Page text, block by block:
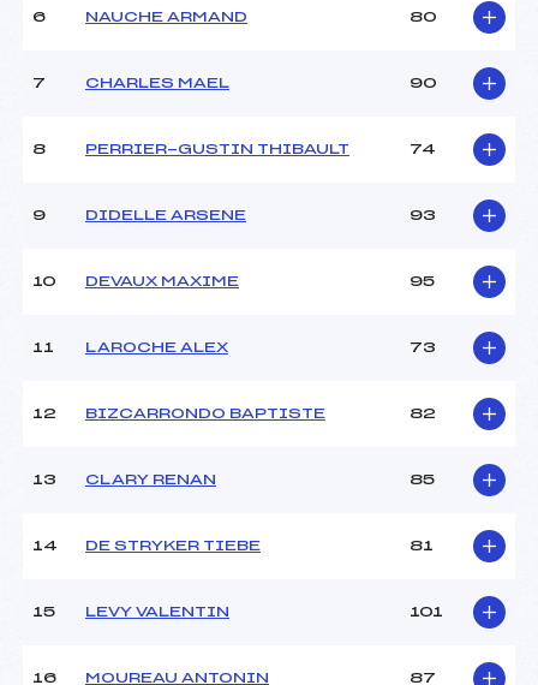
U16
6 NAUCHE ARMAND 80
7 CHARLES MAEL 90
8 PERRIER-GUSTIN THIBAULT 74
9 DIDELLE ARSENE 93
10 DEVAUX MAXIME 95
11 LAROCHE ALEX 73
12 BIZCARRONDO BAPTISTE 82
13 CLARY RENAN 85
14 DE STRYKER TIEBE 81
15 LEVY VALENTIN 101
16 MOUREAU ANTONIN 87